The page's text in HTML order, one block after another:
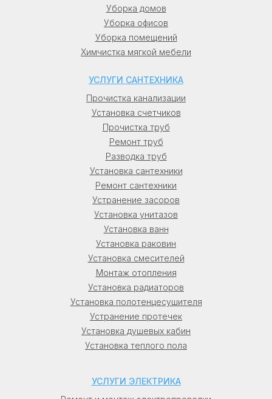
Уборка домов
Уборка офисов
Уборка помещений
Химчистка мягкой мебели
УСЛУГИ САНТЕХНИКА
Прочистка канализации
Установка счетчиков
Прочистка труб
Ремонт труб
Разводка труб
Установка сантехники
Ремонт сантехники
Устранение засоров
Установка унитазов
Установка ванн
Установка раковин
Установка смесителей
Монтаж отопления
Установка радиаторов
Установка полотенцесушителя
Устранение протечек
Установка душевых кабин
Установка теплого пола
УСЛУГИ ЭЛЕКТРИКА